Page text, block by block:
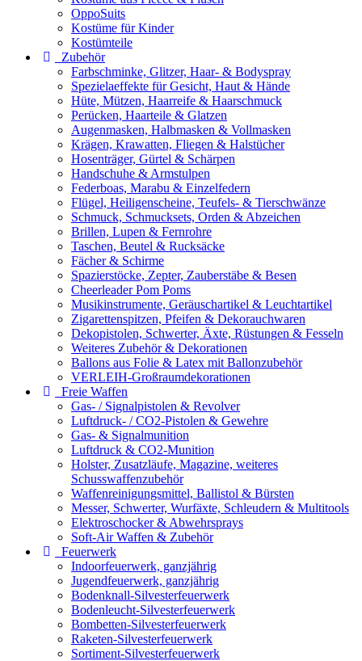
OppoSuits
Kostüme für Kinder
Kostümteile
Zubehör
Farbschminke, Glitzer, Haar- & Bodyspray
Spezielaeffekte für Gesicht, Haut & Hände
Hüte, Mützen, Haarreife & Haarschmuck
Perücken, Haarteile & Glatzen
Augenmasken, Halbmasken & Vollmasken
Krägen, Krawatten, Fliegen & Halstücher
Hosenträger, Gürtel & Schärpen
Handschuhe & Armstulpen
Federboas, Marabu & Einzelfedern
Flügel, Heiligenscheine, Teufels- & Tierschwänze
Schmuck, Schmucksets, Orden & Abzeichen
Brillen, Lupen & Fernrohre
Taschen, Beutel & Rucksäcke
Fächer & Schirme
Spazierstöcke, Zepter, Zauberstäbe & Besen
Cheerleader Pom Poms
Musikinstrumente, Geräuschartikel & Leuchtartikel
Zigarettenspitzen, Pfeifen & Dekorauchwaren
Dekopistolen, Schwerter, Äxte, Rüstungen & Fesseln
Weiteres Zubehör & Dekorationen
Ballons aus Folie & Latex mit Ballonzubehör
VERLEIH-Großraumdekorationen
Freie Waffen
Gas- / Signalpistolen & Revolver
Luftdruck- / CO2-Pistolen & Gewehre
Gas- & Signalmunition
Luftdruck & CO2-Munition
Holster, Zusatzläufe, Magazine, weiteres
Schusswaffenzubehör
Waffenreinigungsmittel, Ballistol & Bürsten
Messer, Schwerter, Wurfäxte, Schleudern & Multitools
Elektroschocker & Abwehrsprays
Soft-Air Waffen & Zubehör
Feuerwerk
Indoorfeuerwerk, ganzjährig
Jugendfeuerwerk, ganzjährig
Bodenknall-Silvesterfeuerwerk
Bodenleucht-Silvesterfeuerwerk
Bombetten-Silvesterfeuerwerk
Raketen-Silvesterfeuerwerk
Sortiment-Silvesterfeuerwerk